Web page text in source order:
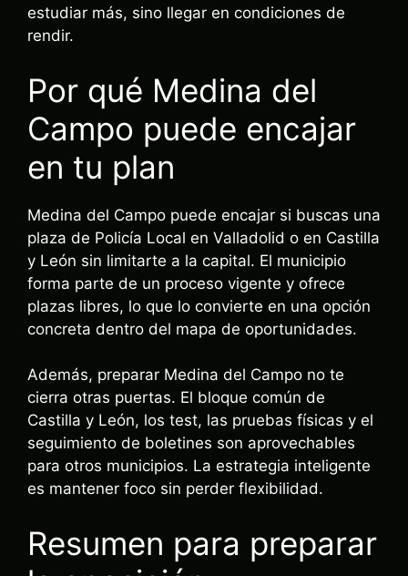
estudiar más, sino llegar en condiciones de
rendir.
Por qué Medina del
Campo puede encajar
en tu plan
Medina del Campo puede encajar si buscas una
plaza de Policía Local en Valladolid o en Castilla
y León sin limitarte a la capital. El municipio
forma parte de un proceso vigente y ofrece
plazas libres, lo que lo convierte en una opción
concreta dentro del mapa de oportunidades.
Además, preparar Medina del Campo no te
cierra otras puertas. El bloque común de
Castilla y León, los test, las pruebas físicas y el
seguimiento de boletines son aprovechables
para otros municipios. La estrategia inteligente
es mantener foco sin perder flexibilidad.
Resumen para preparar